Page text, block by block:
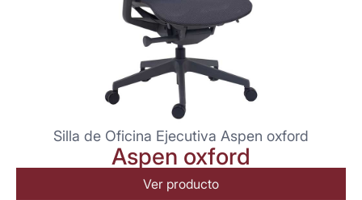
Silla de Oficina Ejecutiva Aspen oxford
Aspen oxford
Ver producto